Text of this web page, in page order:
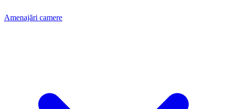
Amenajări camere